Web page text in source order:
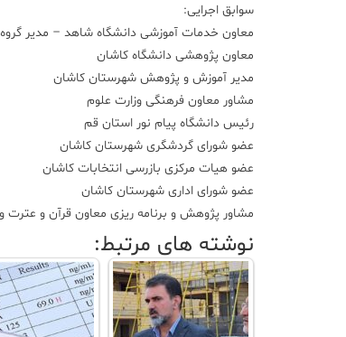
سوابق اجرایی:
معاون خدمات آموزشی دانشگاه شاهد – مدیر
معاون پژوهشی دانشگاه کاشان
مدیر آموزش و پژوهش شهرستان کاشان
مشاور معاون فرهنگی وزارت علوم
رئیس دانشگاه پیام نور استان قم
عضو شورای گردشگری شهرستان کاشان
عضو هیات مرکزی بازرسی انتخابات کاشان
عضو شورای اداری شهرستان کاشان
مشاور پژوهش و برنامه ریزی معاون قرآن و عترت
نوشته های مرتبط: